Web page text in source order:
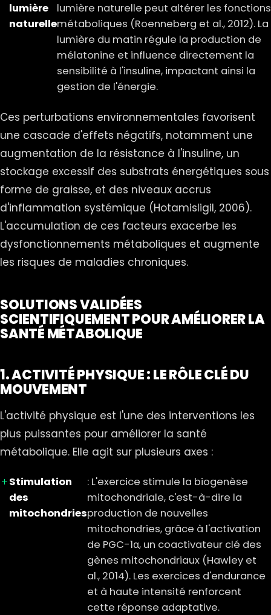
lumière
naturelle
lumière naturelle peut altérer les fonctions
métaboliques (Roenneberg et al., 2012). La
lumière du matin régule la production de
mélatonine et influence directement la
sensibilité à l'insuline, impactant ainsi la
gestion de l'énergie.
Ces perturbations environnementales favorisent
une cascade d'effets négatifs, notamment une
augmentation de la résistance à l'insuline, un
stockage excessif des substrats énergétiques sous
forme de graisse, et des niveaux accrus
d'inflammation systémique (Hotamisligil, 2006).
L'accumulation de ces facteurs exacerbe les
dysfonctionnements métaboliques et augmente
les risques de maladies chroniques.
SOLUTIONS VALIDÉES
SCIENTIFIQUEMENT POUR AMÉLIORER LA
SANTÉ MÉTABOLIQUE
1. ACTIVITÉ PHYSIQUE : LE RÔLE CLÉ DU
MOUVEMENT
L'activité physique est l'une des interventions les
plus puissantes pour améliorer la santé
métabolique. Elle agit sur plusieurs axes :
Stimulation
des
mitochondries
: L'exercice stimule la biogenèse
mitochondriale, c'est-à-dire la
production de nouvelles
mitochondries, grâce à l'activation
de PGC-1α, un coactivateur clé des
gènes mitochondriaux (Hawley et
al., 2014). Les exercices d'endurance
et à haute intensité renforcent
cette réponse adaptative.